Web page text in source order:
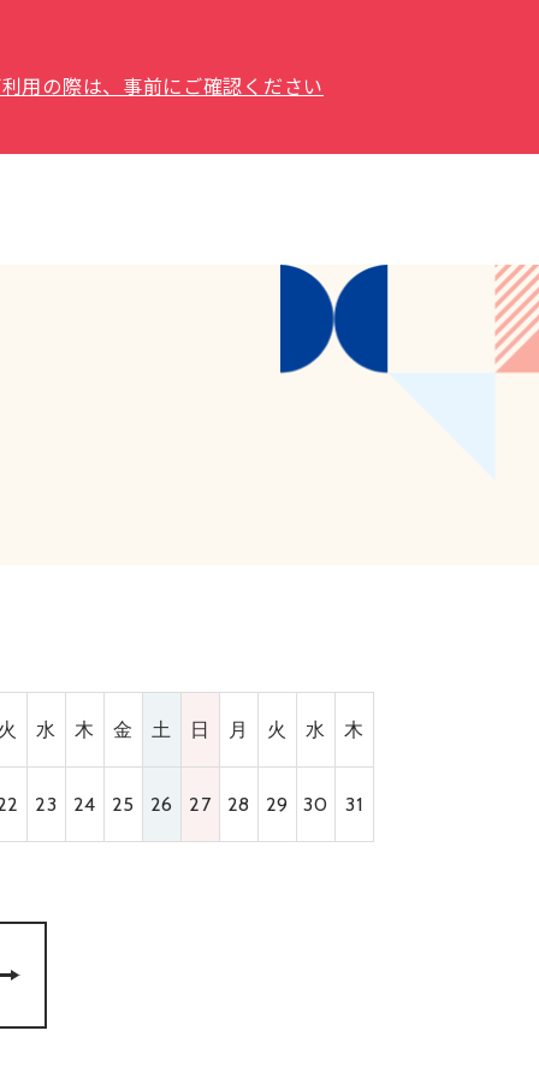
用の際は、事前にご確認ください
水 木 金 土 日 月 火 水 木
23 24 25 26 27 28 29 30 31